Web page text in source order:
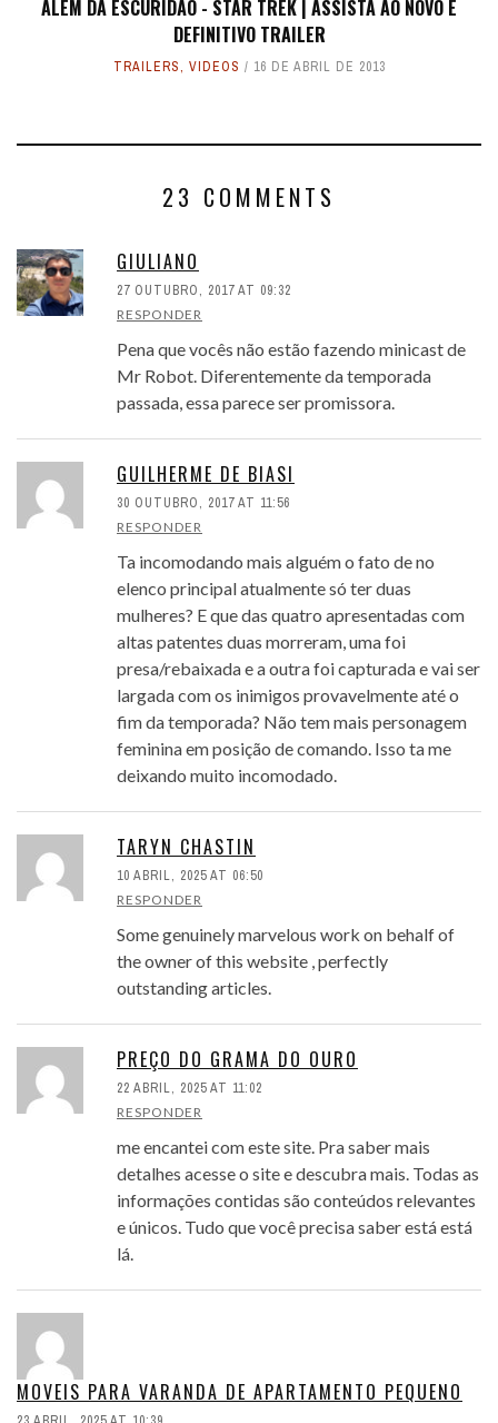
ALÉM DA ESCURIDÃO - STAR TREK | ASSISTA AO NOVO E
DEFINITIVO TRAILER
TRAILERS, VIDEOS 16 DE ABRIL DE 2013
23 COMMENTS
GIULIANO
27 OUTUBRO, 2017 AT 09:32
RESPONDER
Pena que vocês não estão fazendo minicast de
Mr Robot. Diferentemente da temporada
passada, essa parece ser promissora.
GUILHERME DE BIASI
30 OUTUBRO, 2017 AT 11:56
RESPONDER
Ta incomodando mais alguém o fato de no
elenco principal atualmente só ter duas
mulheres? E que das quatro apresentadas com
altas patentes duas morreram, uma foi
presa/rebaixada e a outra foi capturada e vai ser
largada com os inimigos provavelmente até o
fim da temporada? Não tem mais personagem
feminina em posição de comando. Isso ta me
deixando muito incomodado.
TARYN CHASTIN
10 ABRIL, 2025 AT 06:50
RESPONDER
Some genuinely marvelous work on behalf of
the owner of this website , perfectly
outstanding articles.
PREÇO DO GRAMA DO OURO
22 ABRIL, 2025 AT 11:02
RESPONDER
me encantei com este site. Pra saber mais
detalhes acesse o site e descubra mais. Todas as
informações contidas são conteúdos relevantes
e únicos. Tudo que você precisa saber está está
lá.
MOVEIS PARA VARANDA DE APARTAMENTO PEQUENO